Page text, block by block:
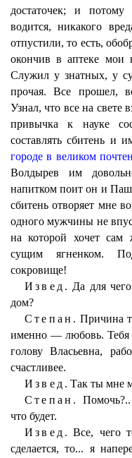
достаточек; и
водится, никакого
отпустили, то есть,
окончив в аптеке мои
Служил у знатных, у
прочая. Все прошел,
Узнал, что все на свете
привычка к науке
составлять сбитень и
городе в великом
Волдырев им
напитком поит он и
сбитень отворяет мне
одного мужчины не
на которой хочет сам
сущим ягненком.
сокровище!
Извед. Да для
дом?
Степан. Причина
именно — любовь. Тебя
голову Власьевна,
счастливее.
Извед. Так ты мне
Степан.
что будет.
Извед. Все, чего
сделается, то... я